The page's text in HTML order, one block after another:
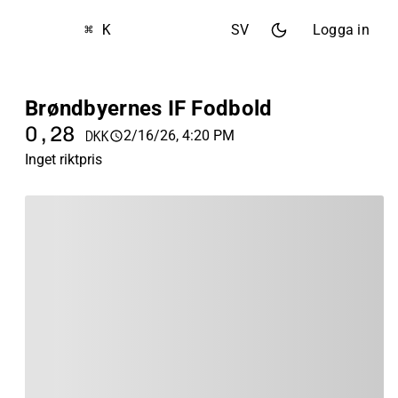
⌘ K SV Logga in
Brøndbyernes IF Fodbold
0,28 DKK
2/16/26, 4:20 PM
Inget riktpris